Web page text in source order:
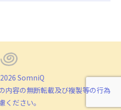
SomniQ
内容の無断転載及び複製等の行為
ください。